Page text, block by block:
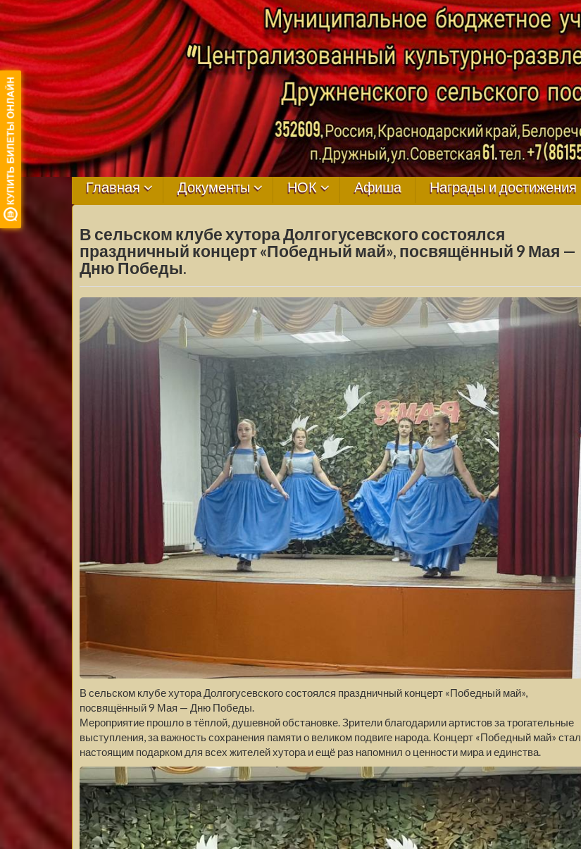
МБУ ЦКРЦ
ДРУЖНЕНСКОГО
СЕЛЬСКОГО
ПОСЕЛЕНИЯ
Главная Документы НОК Афиша Награды и достижения
В сельском клубе хутора Долгогусевского состоялся
праздничный концерт «Победный май», посвящённый 9 Мая —
Дню Победы.
В сельском клубе хутора Долгогусевского состоялся праздничный концерт «Победный май»,
посвящённый 9 Мая — Дню Победы.
Мероприятие прошло в тёплой, душевной обстановке. Зрители благодарили артистов за трогательные
выступления, за важность сохранения памяти о великом подвиге народа. Концерт «Победный май» стал
настоящим подарком для всех жителей хутора и ещё раз напомнил о ценности мира и единства.